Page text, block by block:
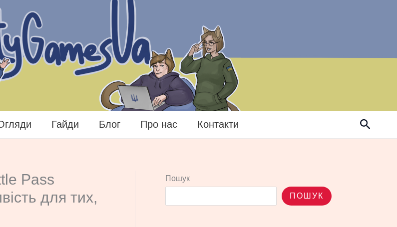
Гайди Блог Про нас Контакти Пошук
Pass
для тих,
Пошук
ПОШУК